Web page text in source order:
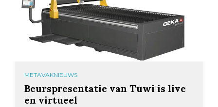
METAVAKNIEUWS
Beurspresentatie van Tuwi is live
en virtueel